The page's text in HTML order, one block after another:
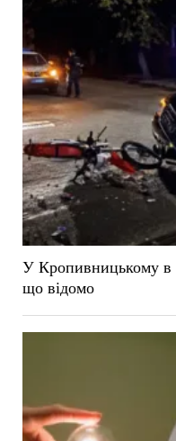
У Кропивницькому в
що відомо